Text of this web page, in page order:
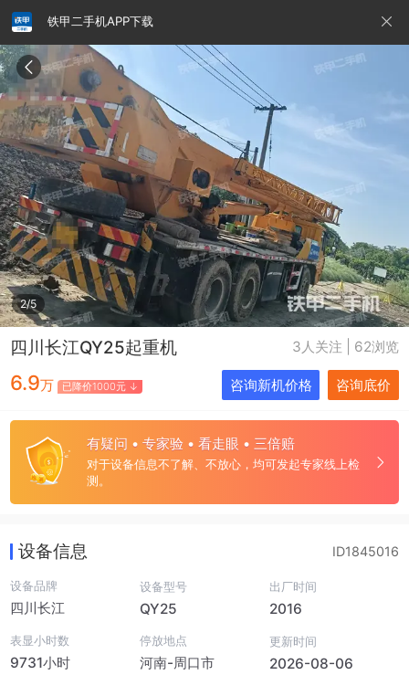
铁甲二手机APP下载
2/5
四川长江QY25起重机 3人关注 | 62浏览
6.9万 已降价1000元 ↓ 咨询新机价格 咨询底价
有疑问 • 专家验 • 看走眼 • 三倍赔
对于设备信息不了解、不放心，均可发起专家线上检
测。
请输入手机号
提
交
即
表
示
您
同
意
《隐
私
政
策》
设备信息 ID1845016
设备品牌
四川长江
设备型号
QY25
出厂时间
2016
表显小时数
9731小时
停放地点
河南-周口市
更新时间
2026-08-06
铁甲龙总部 4000099032 认证经纪人